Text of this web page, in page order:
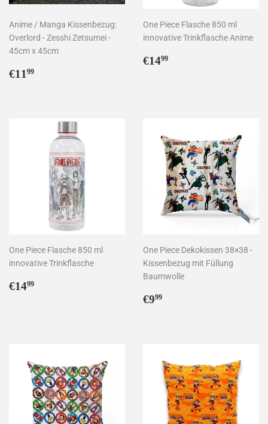
Anime / Manga Kissenbezug:
Overlord - Zesshi Zetsumei -
45cm x 45cm
Normaler
€11 99
One Piece Flasche 850 ml
innovative Trinkflasche Anime
Normaler
€1499
One Piece Flasche 850 ml
innovative Trinkflasche
Normaler
€1499
One Piece Dekokissen 38×38 -
Kissenbezug mit Füllung
Baumwolle
Normaler
€999